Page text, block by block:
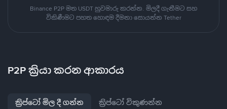
Binance P2P මත USDT හුවමාරු කරන්න. මිලදී ගැනීමට සහ
විකිණීමට පහත හොඳම දීමනා සොයන්න Tether
P2P ක්‍රියා කරන ආකාරය
ක්‍රිප්ටෝ මිල දී ගන්න ක්‍රිප්ටෝ විකුණන්න